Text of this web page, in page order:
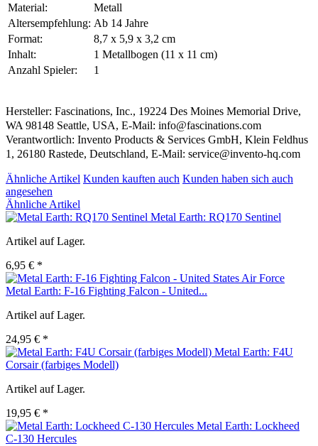
Material:
Metall
Altersempfehlung: Ab 14 Jahre
Format:
8,7 x 5,9 x 3,2 cm
Inhalt:
1 Metallbogen (11 x 11 cm)
Anzahl Spieler:
1
Hersteller: Fascinations, Inc., 19224 Des Moines Memorial Drive,
WA 98148 Seattle, USA, E-Mail: info@fascinations.com
Verantwortlich: Invento Products & Services GmbH, Klein Feldhus
1, 26180 Rastede, Deutschland, E-Mail: service@invento-hq.com
Ähnliche Artikel Kunden kauften auch Kunden haben sich auch
angesehen
Ähnliche Artikel
Metal Earth: RQ170 Sentinel
Artikel auf Lager.
6,95 € *
Metal Earth: F-16 Fighting Falcon - United...
Artikel auf Lager.
24,95 € *
Metal Earth: F4U
Corsair (farbiges Modell)
Artikel auf Lager.
19,95 € *
Metal Earth: Lockheed
C-130 Hercules